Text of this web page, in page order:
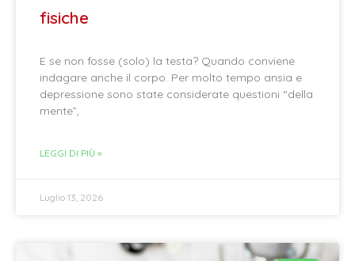
fisiche
E se non fosse (solo) la testa? Quando conviene
indagare anche il corpo. Per molto tempo ansia e
depressione sono state considerate questioni “della
mente”,
LEGGI DI PIÙ »
Luglio 13, 2026